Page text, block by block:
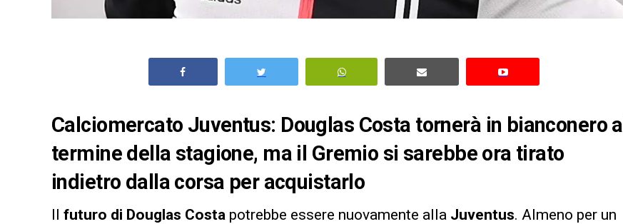
Calciomercato Juventus: Douglas Costa tornerà in bianconero al
termine della stagione, ma il Gremio si sarebbe ora tirato
indietro dalla corsa per acquistarlo
Il futuro di Douglas Costa potrebbe essere nuovamente alla Juventus. Almeno per un